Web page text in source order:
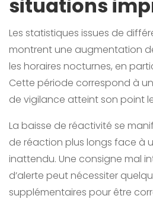
situations
Les statistiques issues de
montrent une augmentation
les horaires nocturnes, en
Cette période correspond à
de vigilance atteint son point
La baisse de réactivité se
de réaction plus longs face à
inattendu. Une consigne mal
d’alerte peut nécessiter
supplémentaires pour être